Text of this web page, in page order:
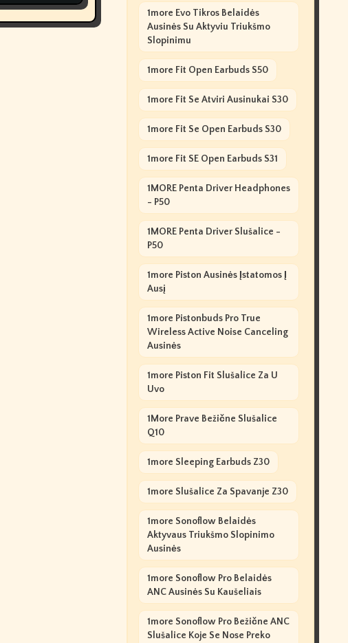
1more Evo Tikros Belaidės
Ausinės Su Aktyviu Triukšmo
Slopinimu
1more Fit Open Earbuds S50
1more Fit Se Atviri Ausinukai S30
1more Fit Se Open Earbuds S30
1more Fit SE Open Earbuds S31
1MORE Penta Driver Headphones
- P50
1MORE Penta Driver Slušalice -
P50
1more Piston Ausinės Įstatomos Į
Ausį
1more Pistonbuds Pro True
Wireless Active Noise Canceling
Ausinės
1more Piston Fit Slušalice Za U
Uvo
1More Prave Bežične Slušalice
Q10
1more Sleeping Earbuds Z30
1more Slušalice Za Spavanje Z30
1more Sonoflow Belaidės
Aktyvaus Triukšmo Slopinimo
Ausinės
1more Sonoflow Pro Belaidės
ANC Ausinės Su Kaušeliais
1more Sonoflow Pro Bežične ANC
Slušalice Koje Se Nose Preko